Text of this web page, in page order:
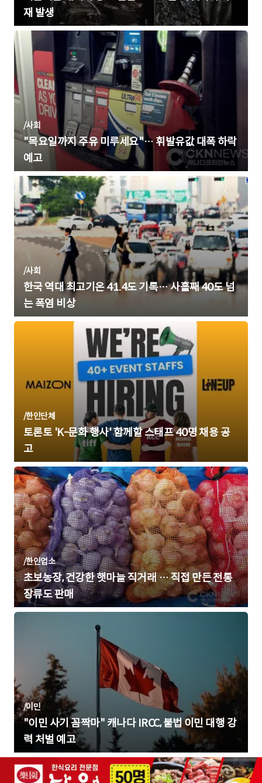
재 발생
/사회
"목요일까지 주유 미루세요"… 휘발유값 대폭 하락
예고
/사회
한국 역대 최고기온 41.4도 기록… 사흘째 40도 넘
는 폭염 비상
/한인단체
토론토 'K-문화 행사' 함께할 스태프 40명 채용 공
고
/한인업소
초보농장, 건강한 햇마늘 직거래 … 직접 만든 전통
장류도 판매
/이민
"이민 사기 꼼짝마" 캐나다 IRCC, 불법 이민 대행 강
력 처벌 예고